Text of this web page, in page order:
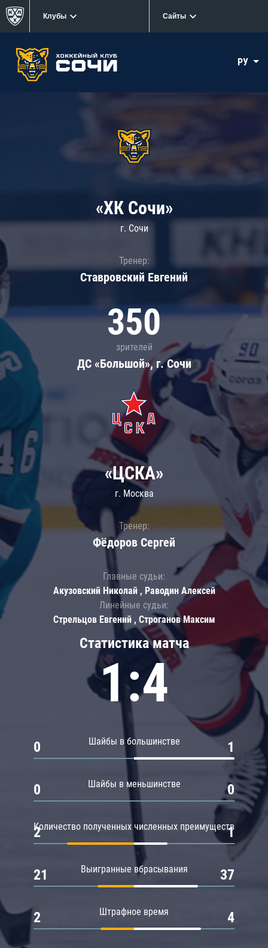
Клубы Сайты
РУ
«ХК Сочи»
г. Сочи
Тренер:
Ставровский Евгений
350
зрителей
ДС «Большой», г. Сочи
Статистика матча
1:4
Шайбы в большинстве
0 1
Шайбы в меньшинстве
0 0
Количество полученных численных преимуществ
2 1
Выигранные вбрасывания
21 37
Штрафное время
2 4
«ЦСКА»
г. Москва
Тренер:
Фёдоров Сергей
Главные судьи:
Акузовский Николай , Раводин Алексей
Линейные судьи:
Стрельцов Евгений , Строганов Максим